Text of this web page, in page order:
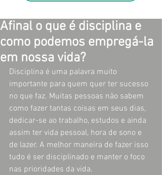
Afinal o que é disciplina e
como podemos empregá-la
em nossa vida?
Disciplina é uma palavra muito
importante para quem quer ter sucesso
no que faz. Muitas pessoas não sabem
como fazer tantas coisas em seus dias,
dedicar-se ao trabalho, estudos e ainda
assim ter vida pessoal, hora de sono e
de lazer. A melhor maneira de fazer isso
tudo é ser disciplinado e manter o foco
nas prioridades da vida.